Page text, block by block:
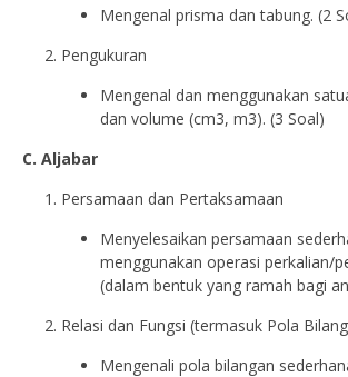
Mengenal prisma dan tabung. (2
Pengukuran
Mengenal dan menggunakan
dan volume (cm3, m3). (3 Soal)
C. Aljabar
Persamaan dan Pertaksamaan
Menyelesaikan persamaan
menggunakan operasi perkalian/
(dalam bentuk yang ramah bagi
Relasi dan Fungsi (termasuk Pola
Mengenali pola bilangan